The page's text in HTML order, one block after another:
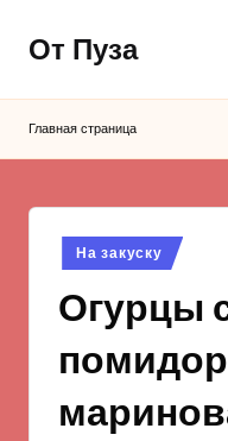
Перейти
содержимому
От Пуза
вкусные
Главная страница
Опубликовано
в
На закуску
Огурцы